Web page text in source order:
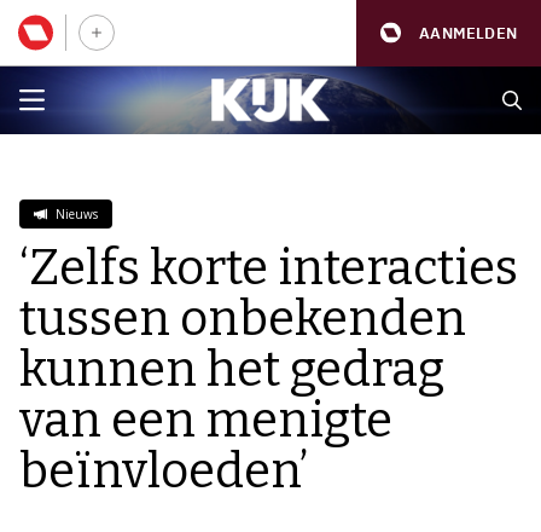
AANMELDEN
Nieuws
‘Zelfs korte interacties
tussen onbekenden
kunnen het gedrag
van een menigte
beïnvloeden’